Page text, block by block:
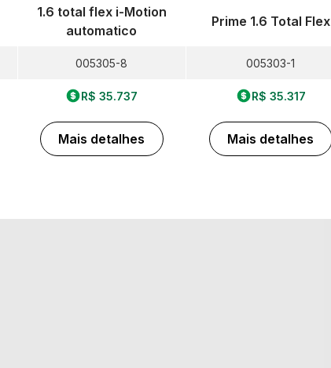
1.6 total flex i-Motion
automatico
005305-8
R$ 35.737
Mais detalhes
Prime 1.6 Total Flex
005303-1
R$ 35.317
Mais detalhes